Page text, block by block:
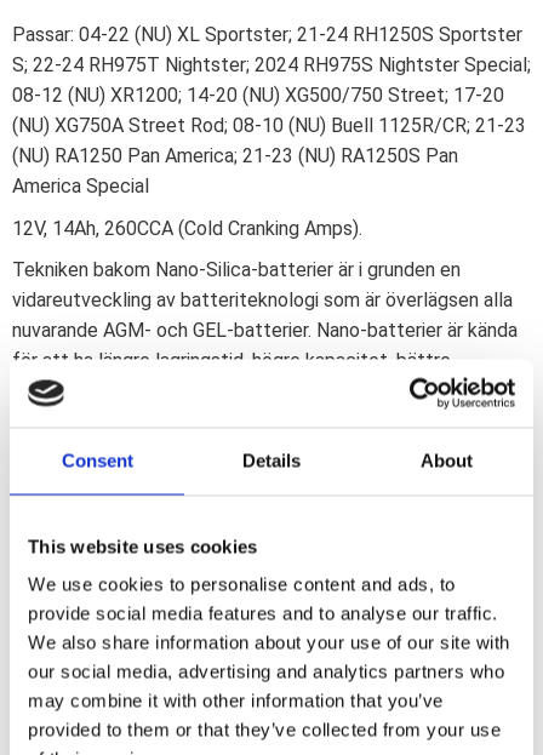
Consent Details About
This website uses cookies
We use cookies to personalise content and ads, to
provide social media features and to analyse our traffic.
We also share information about your use of our site with
our social media, advertising and analytics partners who
may combine it with other information that you’ve
provided to them or that they’ve collected from your use
Passar: 04-22 (NU) XL Sportster; 21-24 RH1250S Sportster
S; 22-24 RH975T Nightster; 2024 RH975S Nightster Special;
08-12 (NU) XR1200; 14-20 (NU) XG500/750 Street; 17-20
(NU) XG750A Street Rod; 08-10 (NU) Buell 1125R/CR; 21-23
(NU) RA1250 Pan America; 21-23 (NU) RA1250S Pan
America Special
12V, 14Ah, 260CCA (Cold Cranking Amps).
Tekniken bakom Nano-Silica-batterier är i grunden en
vidareutveckling av batteriteknologi som är överlägsen alla
nuvarande AGM- och GEL-batterier. Nano-batterier är kända
för att ha längre lagringstid, högre kapacitet, bättre
motståndskraft mot djupa urladdningar och mer kraft.
elektrolyten, kan plattorna placeras närmare varandra utan
problem med temperatur. Kort sagt erbjuder Nano Power-
någonsin tidigare.
Bättre motståndskraft mot vibrationer och värme
Bättre leverans av hög startström
Högre effekttäthet
Ingen gasbildning
Lägre självurladdning